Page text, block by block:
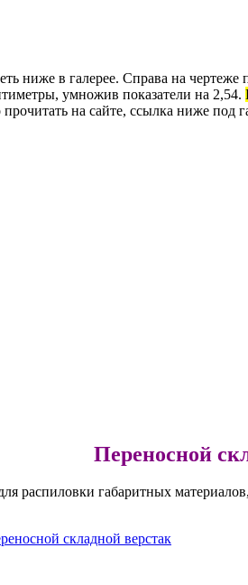
ниже в галерее. Справа на чертеже
умножив показатели на 2,54.
на сайте, ссылка ниже под
Переносной
распиловки габаритных